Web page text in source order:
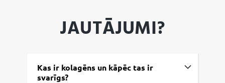
JAUTĀJUMI?
Kas ir kolagēns un kāpēc tas ir
svarīgs?